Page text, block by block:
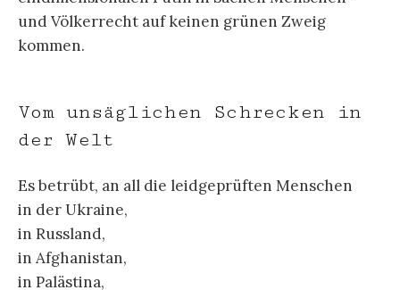
und Völkerrecht auf keinen grünen Zweig
kommen.
Vom unsäglichen Schrecken in
der Welt
Es betrübt, an all die leidgeprüften Menschen
in der Ukraine,
in Russland,
in Afghanistan,
in Palästina,